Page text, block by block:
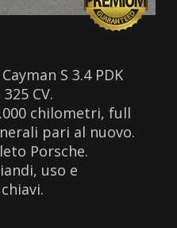
S 3.4 PDK
CV.
chilometri, full
pari al nuovo.
Porsche.
uso e